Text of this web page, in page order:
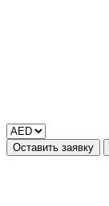
Оставить заявку